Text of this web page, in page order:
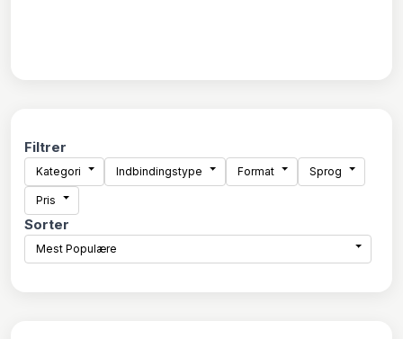
Filtrer
Kategori Indbindingstype Format Sprog
Pris
Sorter
Mest Populære